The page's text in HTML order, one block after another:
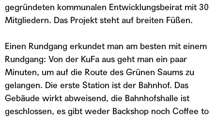
gegründeten kommunalen Entwicklungsbeirat mit 30
Mitgliedern. Das Projekt steht auf breiten Füßen.
Einen Rundgang erkundet man am besten mit einem
Rundgang: Von der KuFa aus geht man ein paar
Minuten, um auf die Route des Grünen Saums zu
gelangen. Die erste Station ist der Bahnhof. Das
Gebäude wirkt abweisend, die Bahnhofshalle ist
geschlossen, es gibt weder Backshop noch Coffee to